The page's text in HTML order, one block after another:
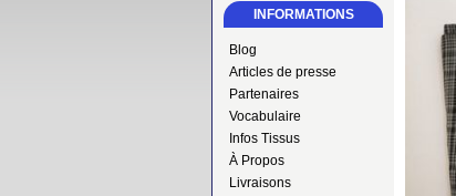
INFORMATIONS
Blog
Articles de presse
Partenaires
Vocabulaire
Infos Tissus
À Propos
Livraisons